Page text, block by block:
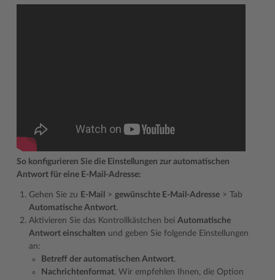
So konfigurieren Sie die Einstellungen zur automatischen
Antwort für eine E-Mail-Adresse:
Gehen Sie zu E-Mail > gewünschte E-Mail-Adresse > Tab
Automatische Antwort.
Aktivieren Sie das Kontrollkästchen bei Automatische
Antwort einschalten und geben Sie folgende Einstellungen
an:
Betreff der automatischen Antwort.
Nachrichtenformat. Wir empfehlen Ihnen, die Option